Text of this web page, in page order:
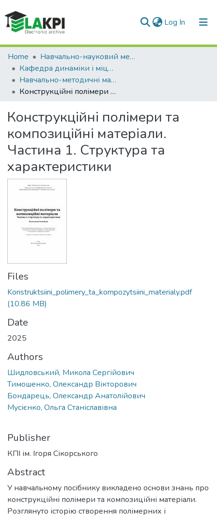
Log In (current)
Communities & Collections
All of DSpace
Statistics
Home
Навчально-науковий механіко-машинобудівний інститут (НН ММІ)
Кафедра динаміки і міцності машин та опору матеріалів (ДММОМ)
Навчально-методичні матеріали (ДМОМ)
Конструкційні полімери та композиційні матеріали. Частина 1. Структура та характеристики
Конструкційні полімери та
композиційні матеріали.
Частина 1. Структура та
характеристики
Files
Konstruktsiini_polimery_ta_kompozytsiini_materialy.pdf
(10.86 MB)
Date
2025
Authors
Шидловський, Микола Сергійович
Тимошенко, Олександр Вікторович
Бондарець, Олександр Анатолійович
Мусієнко, Ольга Станіславівна
Publisher
КПІ ім. Ігоря Сікорського
Abstract
У навчальному посібнику викладено основи знань про
конструкційні полімери та композиційні матеріали.
Розглянуто історію створення полімерних і